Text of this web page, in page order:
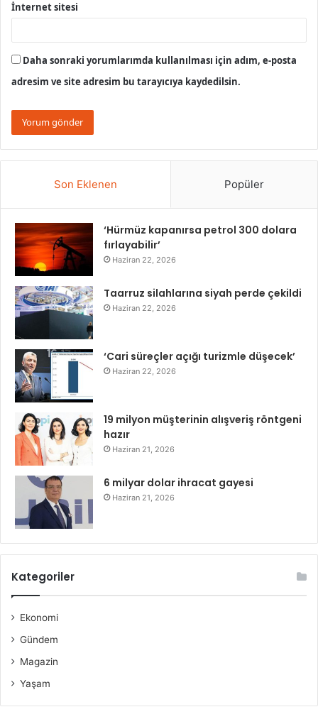
İnternet sitesi
Daha sonraki yorumlarımda kullanılması için adım, e-posta
adresim ve site adresim bu tarayıcıya kaydedilsin.
Son Eklenen Popüler
‘Hürmüz kapanırsa petrol 300 dolara
fırlayabilir’
Haziran 22, 2026
Taarruz silahlarına siyah perde çekildi
Haziran 22, 2026
‘Cari süreçler açığı turizmle düşecek’
Haziran 22, 2026
19 milyon müşterinin alışveriş röntgeni
hazır
Haziran 21, 2026
6 milyar dolar ihracat gayesi
Haziran 21, 2026
Kategoriler
Ekonomi
Gündem
Magazin
Yaşam